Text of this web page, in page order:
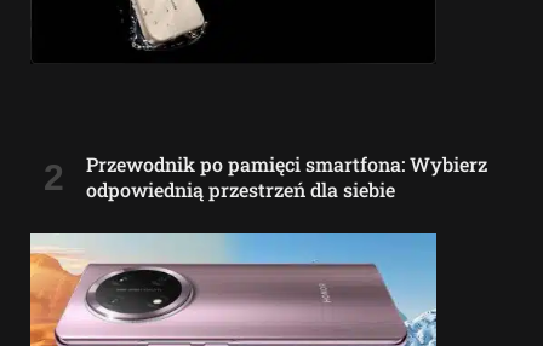
Przewodnik po pamięci smartfona: Wybierz
odpowiednią przestrzeń dla siebie